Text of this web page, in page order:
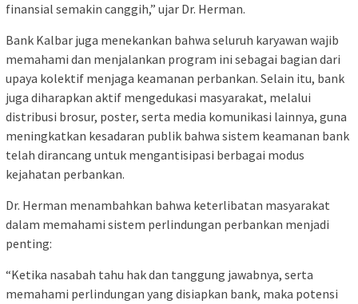
finansial semakin canggih,” ujar Dr. Herman.
Bank Kalbar juga menekankan bahwa seluruh karyawan wajib
memahami dan menjalankan program ini sebagai bagian dari
upaya kolektif menjaga keamanan perbankan. Selain itu, bank
juga diharapkan aktif mengedukasi masyarakat, melalui
distribusi brosur, poster, serta media komunikasi lainnya, guna
meningkatkan kesadaran publik bahwa sistem keamanan bank
telah dirancang untuk mengantisipasi berbagai modus
kejahatan perbankan.
Dr. Herman menambahkan bahwa keterlibatan masyarakat
dalam memahami sistem perlindungan perbankan menjadi
penting:
“Ketika nasabah tahu hak dan tanggung jawabnya, serta
memahami perlindungan yang disiapkan bank, maka potensi